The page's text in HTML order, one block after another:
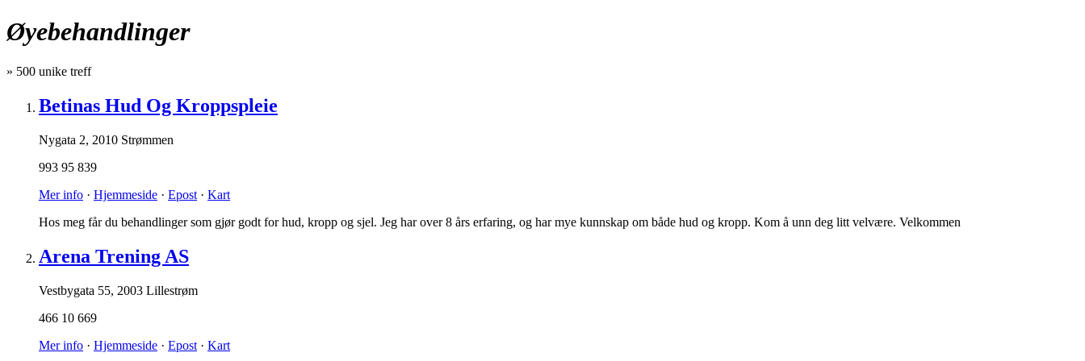
Øyebehandlinger
» 500 unike treff
Betinas Hud Og Kroppspleie
Nygata 2, 2010 Strømmen
993 95 839
Mer info · Hjemmeside · Epost · Kart
Hos meg får du behandlinger som gjør godt for hud, kropp og sjel. Jeg har over 8 års erfaring, og har mye kunnskap om både hud og kropp. Kom å unn deg litt velvære. Velkommen
Arena Trening AS
Vestbygata 55, 2003 Lillestrøm
466 10 669
Mer info · Hjemmeside · Epost · Kart